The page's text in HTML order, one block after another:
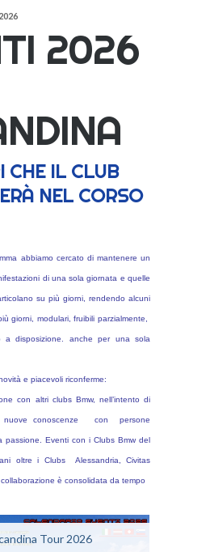
2026
CHE IL CLUB
NEL CORSO
abbiamo cercato di mantenere un
di una sola giornata e quelle
su più giorni, rendendo alcuni
giorni, modulari, fruibili parzialmente,
disposizione. anche per una sola
e piacevoli riconferme:
con altri clubs Bmw, nell’intento di
nuove conoscenze con persone
passione. Eventi con i Clubs Bmw del
oltre i Clubs Alessandria, Civitas
è consolidata da tempo
Tour 2026